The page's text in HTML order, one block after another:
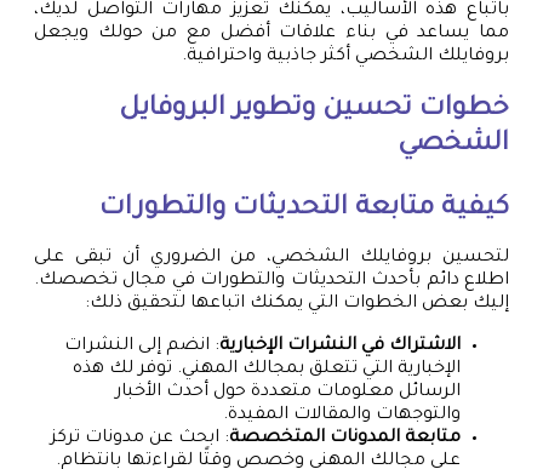
باتباع هذه الأساليب، يمكنك تعزيز مهارات التواصل لديك،
مما يساعد في بناء علاقات أفضل مع من حولك ويجعل
بروفايلك الشخصي أكثر جاذبية واحترافية.
خطوات تحسين وتطوير البروفايل
الشخصي
كيفية متابعة التحديثات والتطورات
لتحسين بروفايلك الشخصي، من الضروري أن تبقى على
اطلاع دائم بأحدث التحديثات والتطورات في مجال تخصصك.
إليك بعض الخطوات التي يمكنك اتباعها لتحقيق ذلك:
الاشتراك في النشرات الإخبارية: انضم إلى النشرات
الإخبارية التي تتعلق بمجالك المهني. توفر لك هذه
الرسائل معلومات متعددة حول أحدث الأخبار
والتوجهات والمقالات المفيدة.
متابعة المدونات المتخصصة: ابحث عن مدونات تركز
على مجالك المهني وخصص وقتًا لقراءتها بانتظام.